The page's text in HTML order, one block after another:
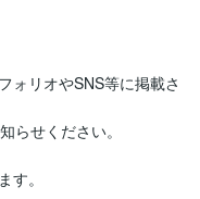
ォリオやSNS等に掲載さ
らせください。
。